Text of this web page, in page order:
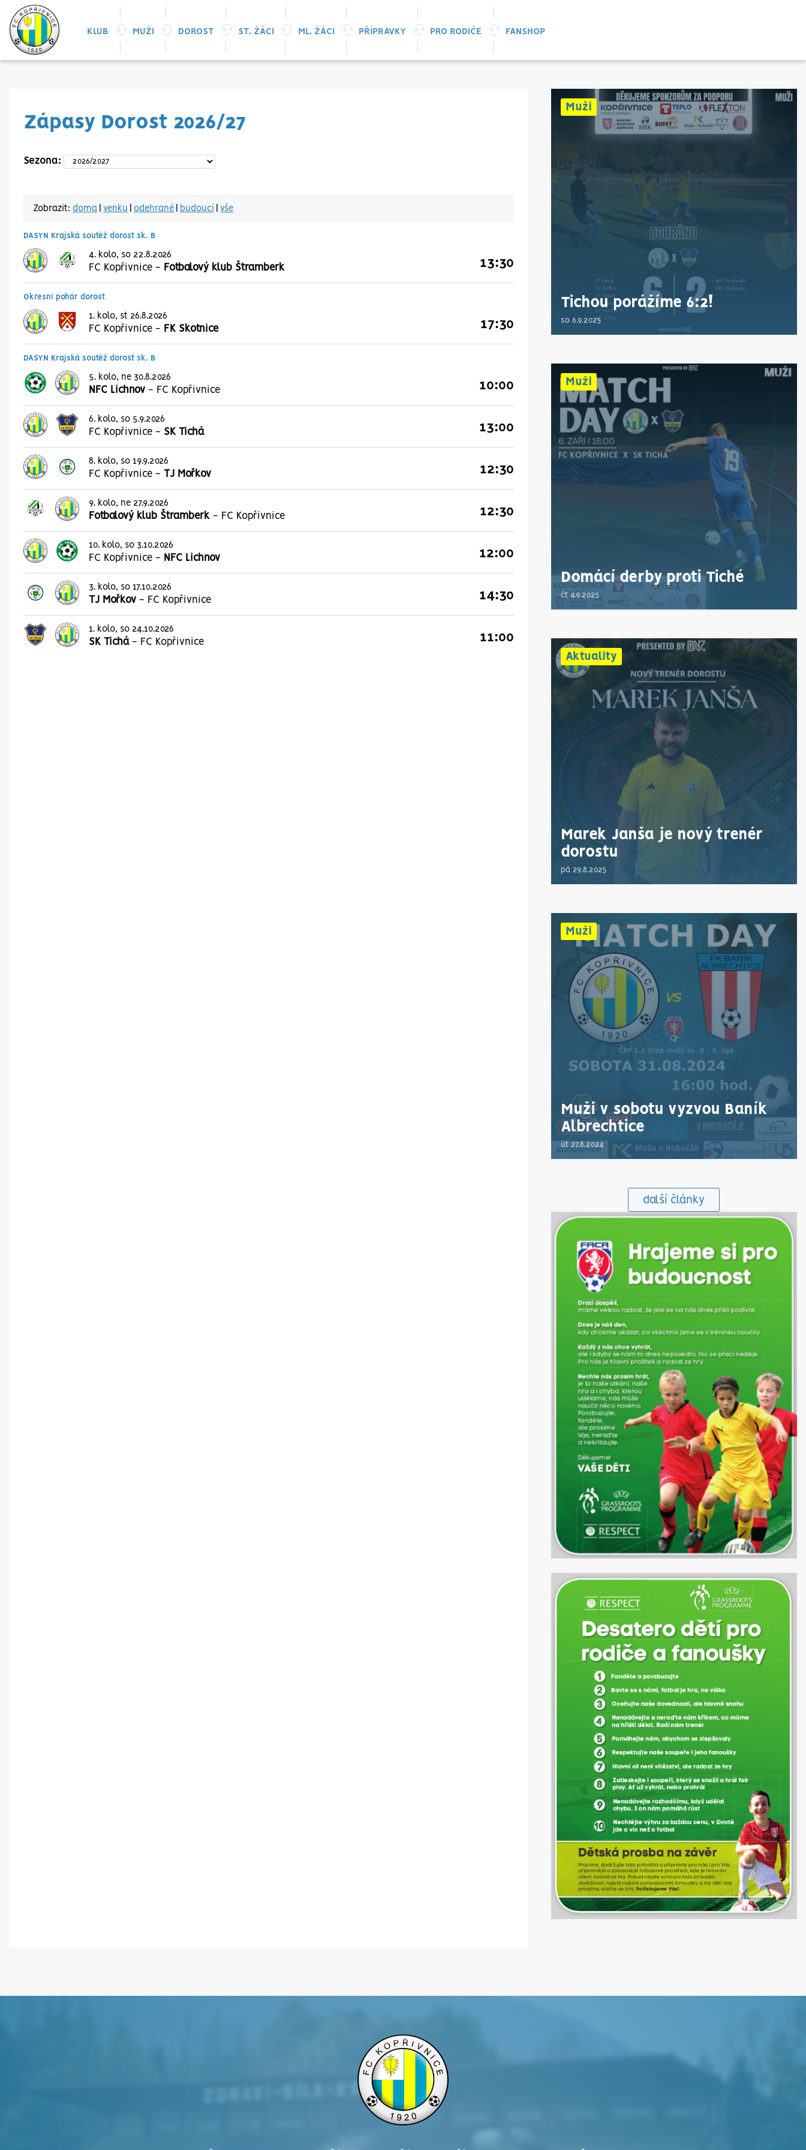
KLUB MUŽI DOROST ST. ŽÁCI ML. ŽÁCI PŘÍPRAVKY PRO RODIČE FANSHOP
Zápasy Dorost 2026/27
Sezona:
Zobrazit: doma venku odehrané budoucí vše
DASYN Krajská soutěž dorost sk. B
4. kolo, so 22.8.2026
FC Kopřivnice - Fotbalový klub Štramberk 13:30
Okresní pohár dorost
1. kolo, st 26.8.2026
FC Kopřivnice - FK Skotnice 17:30
DASYN Krajská soutěž dorost sk. B
5. kolo, ne 30.8.2026
NFC Lichnov - FC Kopřivnice 10:00
6. kolo, so 5.9.2026
FC Kopřivnice - SK Tichá 13:00
8. kolo, so 19.9.2026
FC Kopřivnice - TJ Mořkov 12:30
9. kolo, ne 27.9.2026
Fotbalový klub Štramberk - FC Kopřivnice 12:30
10. kolo, so 3.10.2026
FC Kopřivnice - NFC Lichnov 12:00
3. kolo, so 17.10.2026
TJ Mořkov - FC Kopřivnice 14:30
1. kolo, so 24.10.2026
SK Tichá - FC Kopřivnice 11:00
Muži
Tichou porážíme 6:2!
so 6.9.2025
Muži
Domácí derby proti Tiché
čt 4.9.2025
Aktuality
Marek Janša je nový trenér
dorostu
pá 29.8.2025
Muži
Muži v sobotu vyzvou Baník
Albrechtice
út 27.8.2024
další články